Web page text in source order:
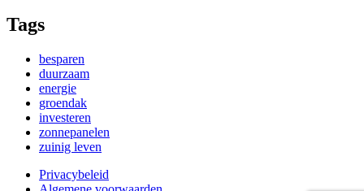
Tags
besparen
duurzaam
energie
groendak
investeren
zonnepanelen
zuinig leven
Privacybeleid